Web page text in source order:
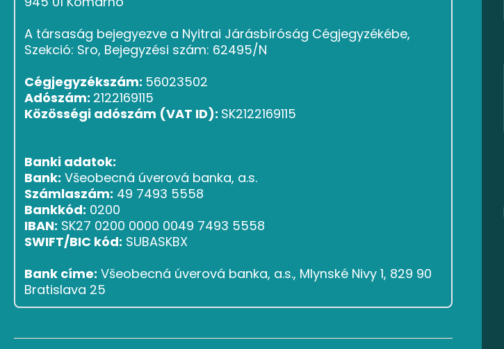
A társaság bejegyezve a Nyitrai Járásbíróság Cégjegyzékébe,
Szekció: Sro, Bejegyzési szám: 62495/N
Cégjegyzékszám: 56023502
Adószám: 2122169115
Közösségi adószám (VAT ID): SK2122169115
Banki adatok:
Bank: Všeobecná úverová banka, a.s.
Számlaszám: 49 7493 5558
Bankkód: 0200
IBAN: SK27 0200 0000 0049 7493 5558
SWIFT/BIC kód: SUBASKBX
Bank címe: Všeobecná úverová banka, a.s., Mlynské Nivy 1, 829 90
Bratislava 25